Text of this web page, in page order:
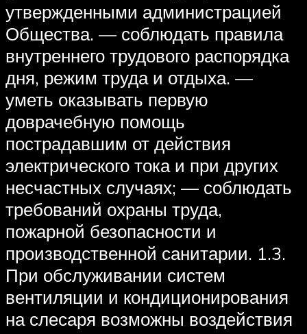
утвержденными администрацией
Общества. — соблюдать правила
внутреннего трудового распорядка
дня, режим труда и отдыха. —
уметь оказывать первую
доврачебную помощь
пострадавшим от действия
электрического тока и при других
несчастных случаях; — соблюдать
требований охраны труда,
пожарной безопасности и
производственной санитарии. 1.3.
При обслуживании систем
вентиляции и кондиционирования
на слесаря возможны воздействия